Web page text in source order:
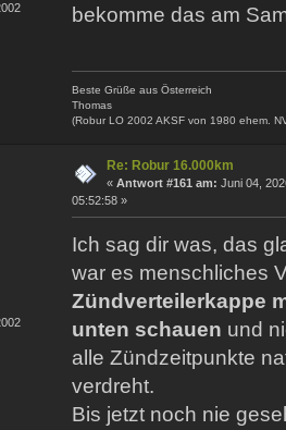
bekomme das am
Beste Grüße aus Österreich
Thomas
(Robur LO 2002 AKSF von 1980 ehem.
Re: Robur 16.000km
« Antwort #161 am: Juni 04,
05:52:58 »
Ich sag dir was, das
war es menschliches
Zündverteilerkappe
unten schauen und
alle Zündzeitpunkte
verdreht.
Bis jetzt noch nie